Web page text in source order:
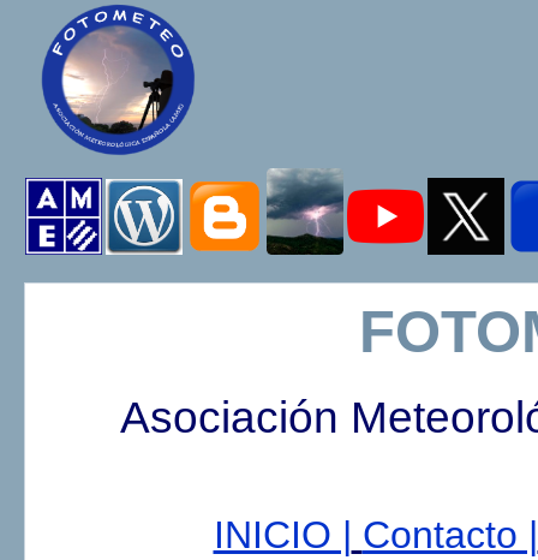
Asociación
INICIO | Contacto |